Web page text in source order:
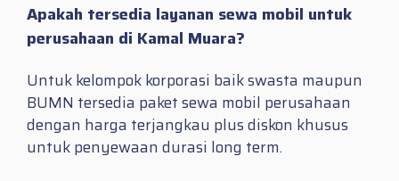
Apakah tersedia layanan sewa mobil untuk
perusahaan di Kamal Muara?
Untuk kelompok korporasi baik swasta maupun
BUMN tersedia paket sewa mobil perusahaan
dengan harga terjangkau plus diskon khusus
untuk penyewaan durasi long term.